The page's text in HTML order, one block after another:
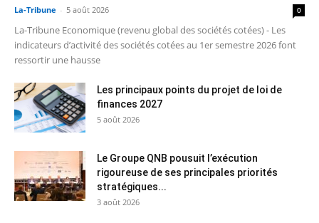
La-Tribune - 5 août 2026 0
La-Tribune Economique (revenu global des sociétés cotées) - Les
indicateurs d’activité des sociétés cotées au 1er semestre 2026 font
ressortir une hausse
Les principaux points du projet de loi de
finances 2027
5 août 2026
Le Groupe QNB pousuit l’exécution
rigoureuse de ses principales priorités
stratégiques...
3 août 2026